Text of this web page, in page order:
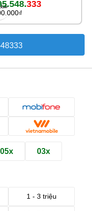
333
05x 03x
1 - 3 triệu